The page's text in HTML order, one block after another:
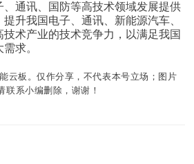
通讯、国防等高技术领域发展提供
升我国电子、通讯、新能源汽车、
术产业的技术竞争力，以满足我国
求。
云板。仅作分享，不代表本号立场；图片
联系小编删除，谢谢！